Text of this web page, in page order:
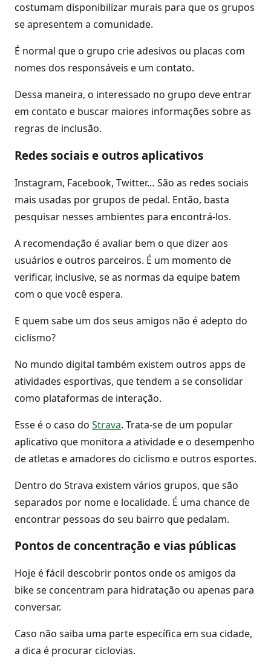
costumam disponibilizar murais para que os grupos
se apresentem a comunidade.
É normal que o grupo crie adesivos ou placas com
nomes dos responsáveis e um contato.
Dessa maneira, o interessado no grupo deve entrar
em contato e buscar maiores informações sobre as
regras de inclusão.
Redes sociais e outros aplicativos
Instagram, Facebook, Twitter… São as redes sociais
mais usadas por grupos de pedal. Então, basta
pesquisar nesses ambientes para encontrá-los.
A recomendação é avaliar bem o que dizer aos
usuários e outros parceiros. É um momento de
verificar, inclusive, se as normas da equipe batem
com o que você espera.
E quem sabe um dos seus amigos não é adepto do
ciclismo?
No mundo digital também existem outros apps de
atividades esportivas, que tendem a se consolidar
como plataformas de interação.
Esse é o caso do Strava. Trata-se de um popular
aplicativo que monitora a atividade e o desempenho
de atletas e amadores do ciclismo e outros esportes.
Dentro do Strava existem vários grupos, que são
separados por nome e localidade. É uma chance de
encontrar pessoas do seu bairro que pedalam.
Pontos de concentração e vias públicas
Hoje é fácil descobrir pontos onde os amigos da
bike se concentram para hidratação ou apenas para
conversar.
Caso não saiba uma parte específica em sua cidade,
a dica é procurar ciclovias.